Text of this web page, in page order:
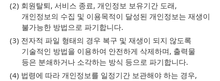
(2) 회원탈퇴, 서비스 종료, 개인정보 보유기간 도래,
개인정보의 수집 및 이용목적이 달성된 개인정보는 재생이
불가능한 방법으로 파기합니다.
(3) 전자적 파일 형태의 경우 복구 및 재생이 되지 않도록
기술적인 방법을 이용하여 안전하게 삭제하며, 출력물
등은 분쇄하거나 소각하는 방식 등으로 파기합니다.
(4) 법령에 따라 개인정보를 일정기간 보관해야 하는 경우,